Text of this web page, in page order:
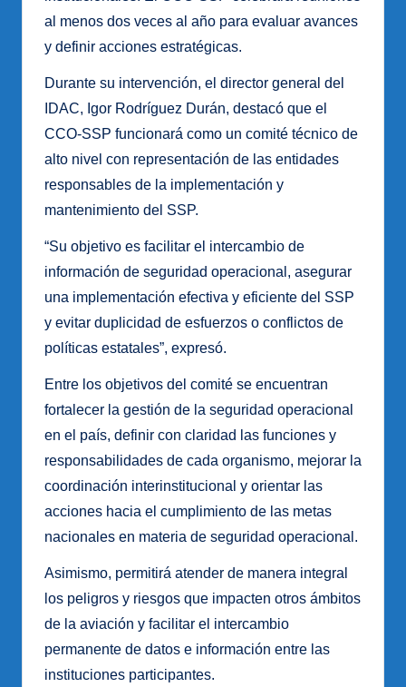
al menos dos veces al año para evaluar avances
y definir acciones estratégicas.
Durante su intervención, el director general del
IDAC, Igor Rodríguez Durán, destacó que el
CCO-SSP funcionará como un comité técnico de
alto nivel con representación de las entidades
responsables de la implementación y
mantenimiento del SSP.
“Su objetivo es facilitar el intercambio de
información de seguridad operacional, asegurar
una implementación efectiva y eficiente del SSP
y evitar duplicidad de esfuerzos o conflictos de
políticas estatales”, expresó.
Entre los objetivos del comité se encuentran
fortalecer la gestión de la seguridad operacional
en el país, definir con claridad las funciones y
responsabilidades de cada organismo, mejorar la
coordinación interinstitucional y orientar las
acciones hacia el cumplimiento de las metas
nacionales en materia de seguridad operacional.
Asimismo, permitirá atender de manera integral
los peligros y riesgos que impacten otros ámbitos
de la aviación y facilitar el intercambio
permanente de datos e información entre las
instituciones participantes.